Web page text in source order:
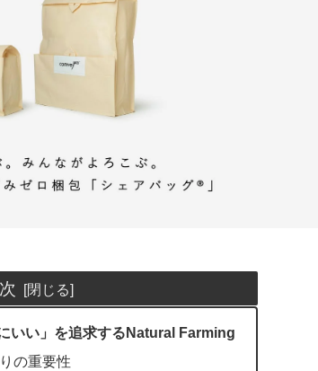
いい」を追求するNatural Farming
の重要性